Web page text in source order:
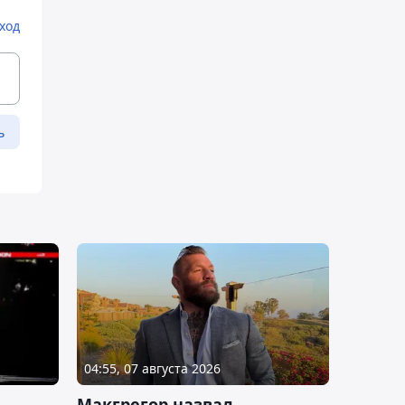
04:55, 07 августа 2026